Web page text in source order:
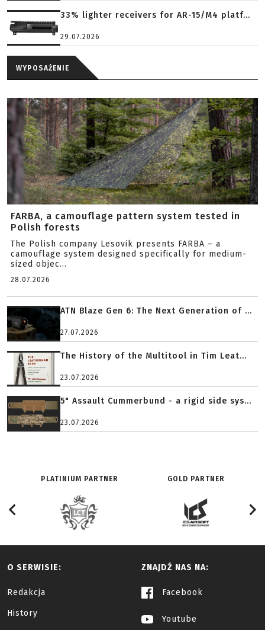
33% lighter receivers for AR-15/M4 platf...
29.07.2026
WYPOSAŻENIE
FARBA, a camouflage pattern system tested in
Polish forests
The Polish company Lesovik presents FARBA – a
camouflage system designed specifically for medium-
sized objec...
28.07.2026
ATN Blaze Gen 6: The Next Generation of ...
27.07.2026
The History of the Multitool in Tim Leat...
23.07.2026
5" Assault Cummerbund - a rigid side sys...
23.07.2026
PLATINIUM PARTNER GOLD PARTNER
O SERWISIE:
Redakcja
History
ZNAJDŹ NAS NA:
Facebook
Youtube